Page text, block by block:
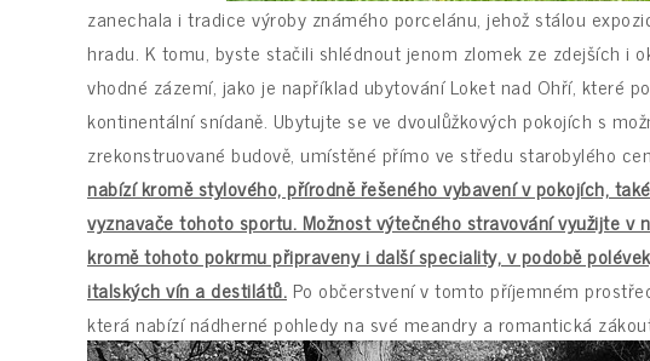
zanechala i tradice výroby známého porcelánu, jehož stálou
hradu. K tomu, byste stačili shlédnout jenom zlomek ze zdejších i
vhodné zázemí, jako je například ubytování Loket nad Ohří, které
kontinentální snídaně. Ubytujte se ve dvoulůžkových pokojích s
zrekonstruované budově, umístěné přímo ve středu starobylého
nabízí kromě stylového, přírodně řešeného vybavení v pokojích,
vyznavače tohoto sportu. Možnost výtečného stravování využijte v
kromě tohoto pokrmu připraveny i další speciality, v podobě
italských vín a destilátů. Po občerstvení v tomto příjemném
která nabízí nádherné pohledy na své meandry a romantická